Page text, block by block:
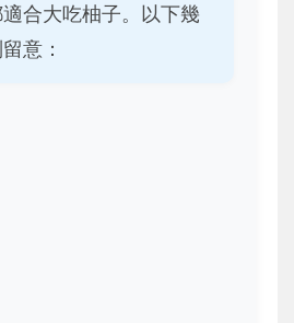
合大吃柚子。以下幾
意：